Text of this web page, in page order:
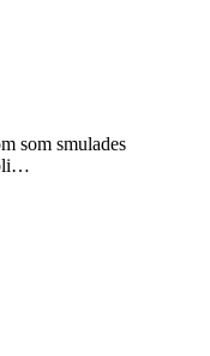
som smulades